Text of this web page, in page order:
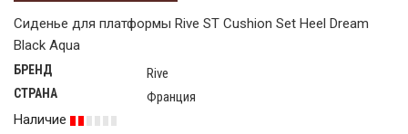
Сиденье для платформы Rive ST Cushion Set Heel Dream
Black Aqua
БРЕНД Rive
СТРАНА
Франция
Наличие